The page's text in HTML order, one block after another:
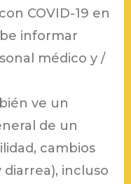
COVID-19 en
informar
médico y /
ve un
de un
cambios
incluso